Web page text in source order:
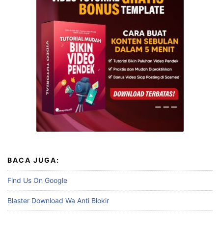
BACA JUGA:
Find Us On Google
Blaster Download Wa Anti Blokir